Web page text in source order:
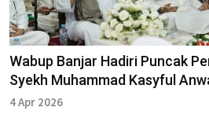
Wabup Banjar Hadiri Puncak
Syekh Muhammad Kasyful
4 Apr 2026